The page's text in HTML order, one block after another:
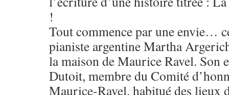
!
Tout commence par une envie…
pianiste argentine Martha
la maison de Maurice Ravel. Son
Dutoit, membre du Comité
Maurice-Ravel, habitué des lieux